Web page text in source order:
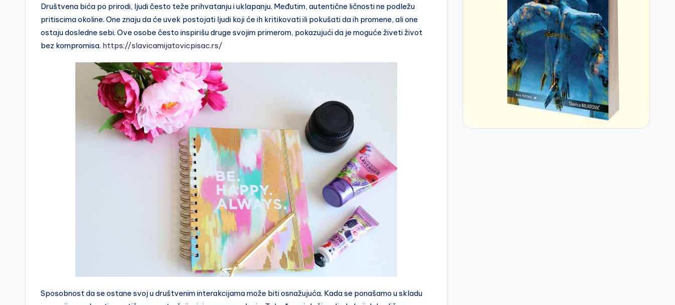
Društvena bića po prirodi, ljudi često teže prihvatanju i uklapanju. Međutim, autentične ličnosti ne podležu
pritiscima okoline. One znaju da će uvek postojati ljudi koji će ih kritikovati ili pokušati da ih promene, ali one
ostaju dosledne sebi. Ove osobe često inspirišu druge svojim primerom, pokazujući da je moguće živeti život
bez kompromisa. https://slavicamijatovicpisac.rs/
Sposobnost da se ostane svoj u društvenim interakcijama može biti osnažujuća. Kada se ponašamo u skladu